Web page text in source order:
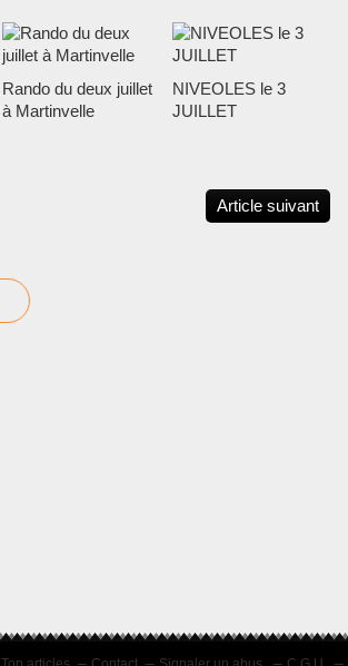
Rando du deux juillet
à Martinvelle
NIVEOLES le 3
JUILLET
Article suivant